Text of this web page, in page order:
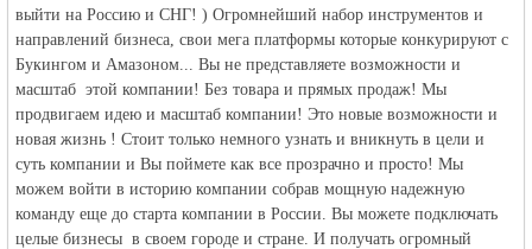
выйти на Россию и СНГ! ) Огромнейший набор инструментов и
направлений бизнеса, свои мега платформы которые конкурируют с
Букингом и Амазоном... Вы не представляете возможности и
масштаб этой компании! Без товара и прямых продаж! Мы
продвигаем идею и масштаб компании! Это новые возможности и
новая жизнь ! Стоит только немного узнать и вникнуть в цели и
суть компании и Вы поймете как все прозрачно и просто! Мы
можем войти в историю компании собрав мощную надежную
команду еще до старта компании в России. Вы можете подключать
целые бизнесы в своем городе и стране. И получать огромный